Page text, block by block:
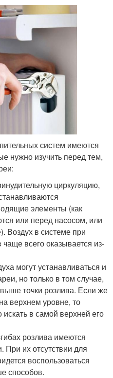
систем имеются
нужно изучить перед тем,
циркуляцию,
элементы (как
или перед насосом, или
Воздух в системе при
всего оказывается из-
могут устанавливаться и
но только в том случае,
точки розлива. Если же
верхнем уровне, то
в самой верхней его
розлива имеются
При их отсутствии для
воспользоваться
способов.